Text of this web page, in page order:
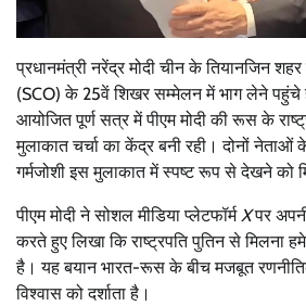
प्रधानमंत्री नरेंद्र मोदी चीन के तियानजिन
(SCO) के 25वें शिखर सम्मेलन में भाग लेने
आयोजित पूर्ण सत्र में पीएम मोदी की रूस के
मुलाकात चर्चा का केंद्र बनी रही। दोनों नेताओं
गर्मजोशी इस मुलाकात में स्पष्ट रूप से देखने को
पीएम मोदी ने सोशल मीडिया प्लेटफॉर्मXपर
करते हुए लिखा कि राष्ट्रपति पुतिन से मिलना
है। यह बयान भारत-रूस के बीच मजबूत
विश्वास को दर्शाता है।